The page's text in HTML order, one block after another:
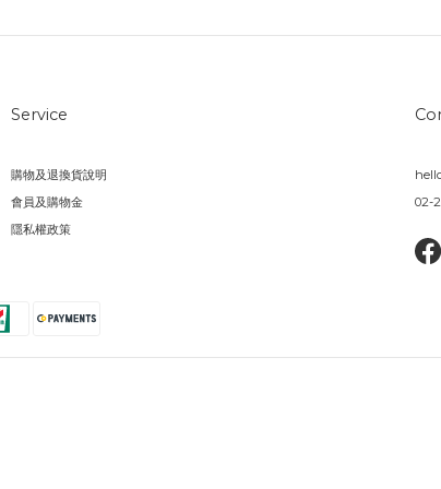
Service
購物及退換貨說明
會員及購物金
隱私權政策
02-